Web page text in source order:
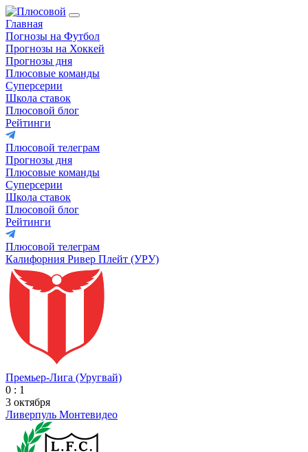
Главная
Погнозы на Футбол
Прогнозы на Хоккей
Прогнозы дня
Плюсовые команды
Суперсерии
Школа ставок
Плюсовой блог
Рейтинги
Плюсовой телеграм
Прогнозы дня
Плюсовые команды
Суперсерии
Школа ставок
Плюсовой блог
Рейтинги
Плюсовой телеграм
Калифорния Ривер Плейт (УРУ)
Премьер-Лига (Уругвай)
0 : 1
3 октября
Ливерпуль Монтевидео